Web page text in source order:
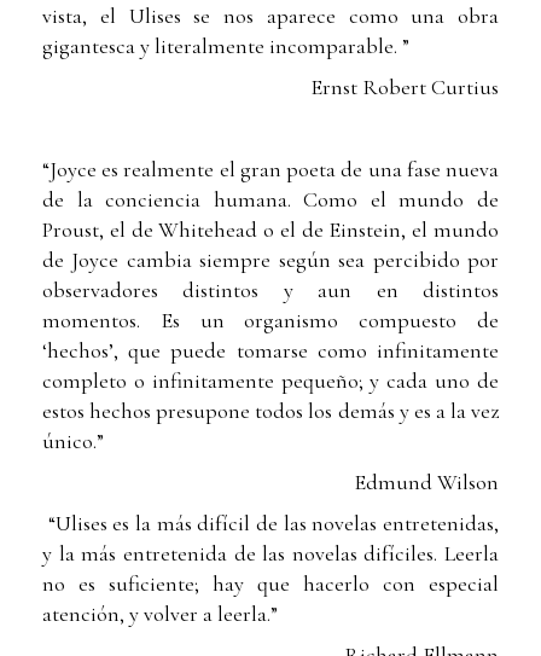
vista, el Ulises se nos aparece como una obra
gigantesca y literalmente incomparable. ”
Ernst Robert Curtius
“Joyce es realmente el gran poeta de una fase nueva
de la conciencia humana. Como el mundo de
Proust, el de Whitehead o el de Einstein, el mundo
de Joyce cambia siempre según sea percibido por
observadores distintos y aun en distintos
momentos. Es un organismo compuesto de
‘hechos’, que puede tomarse como infinitamente
completo o infinitamente pequeño; y cada uno de
estos hechos presupone todos los demás y es a la vez
único.”
Edmund Wilson
“Ulises es la más difícil de las novelas entretenidas,
y la más entretenida de las novelas difíciles. Leerla
no es suficiente; hay que hacerlo con especial
atención, y volver a leerla.”